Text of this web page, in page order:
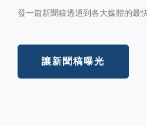
發一篇新聞稿透通到各大媒體的最
讓新聞稿曝光